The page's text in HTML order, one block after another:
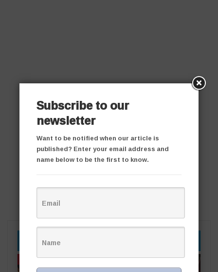
YOU MIGHT ALSO LIKE
తాజా వార్తలు తాజా వార్తలు
Subscribe to our
newsletter
Want to be notified when our article is
published? Enter your email address and
name below to be the first to know.